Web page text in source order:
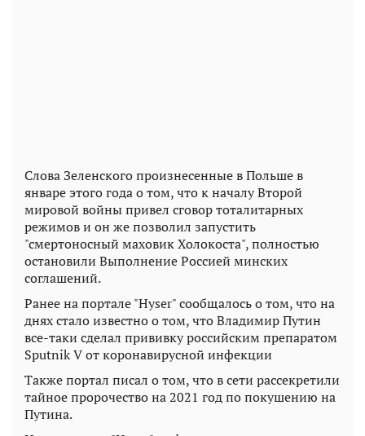
Слова Зеленского произнесенные в Польше в
январе этого года о том, что к началу Второй
мировой войны привел сговор тоталитарных
режимов и он же позволил запустить
"смертоносный маховик Холокоста", полностью
остановили Выполнение Россией минских
соглашений.
Ранее на портале "Hyser" сообщалось о том, что на
днях стало известно о том, что Владимир Путин
все-таки сделал прививку российским препаратом
Sputnik V от коронавирусной инфекции
Также портал писал о том, что в сети рассекретили
тайное пророчество на 2021 год по покушению на
Путина.